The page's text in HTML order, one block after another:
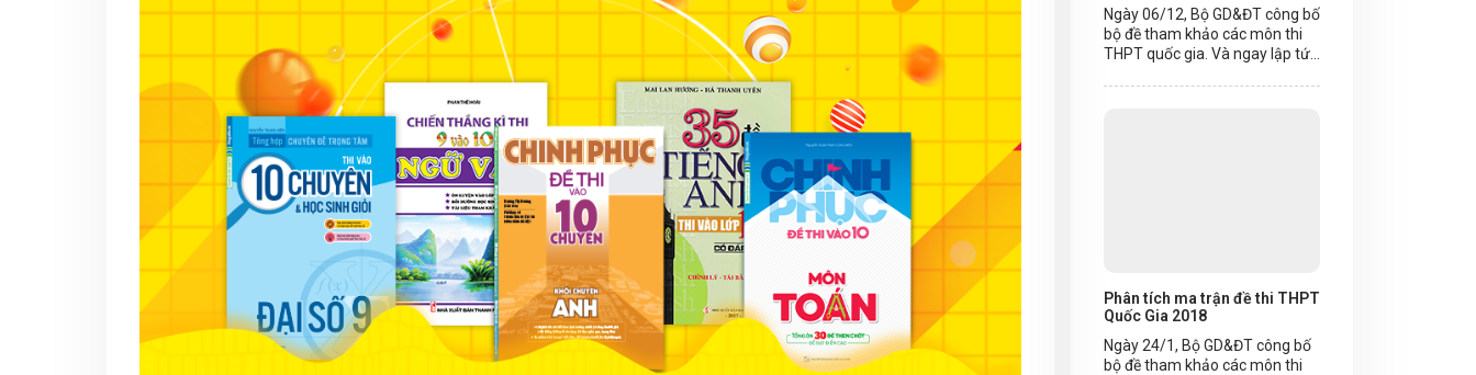
Ngày 06/12, Bộ GD&ĐT công bố
bộ đề tham khảo các môn thi
THPT quốc gia. Và ngay lập tức
Phân tích ma trận đề thi THPT
Quốc Gia 2018
Ngày 24/1, Bộ GD&ĐT công bố
bộ đề tham khảo các môn thi